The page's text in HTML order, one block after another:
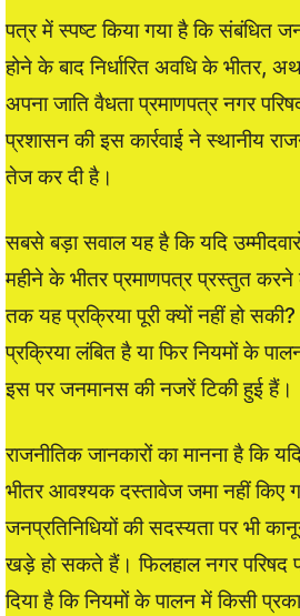
पत्र में स्पष्ट किया गया है कि संबंधित
होने के बाद निर्धारित अवधि के भीतर,
अपना जाति वैधता प्रमाणपत्र नगर
प्रशासन की इस कार्रवाई ने स्थानीय
तेज कर दी है।
सबसे बड़ा सवाल यह है कि यदि
महीने के भीतर प्रमाणपत्र प्रस्तुत करने
तक यह प्रक्रिया पूरी क्यों नहीं हो सकी?
प्रक्रिया लंबित है या फिर नियमों के
इस पर जनमानस की नजरें टिकी हुई हैं।
राजनीतिक जानकारों का मानना है कि
भीतर आवश्यक दस्तावेज जमा नहीं किए
जनप्रतिनिधियों की सदस्यता पर भी
खड़े हो सकते हैं। फिलहाल नगर परिषद
दिया है कि नियमों के पालन में किसी